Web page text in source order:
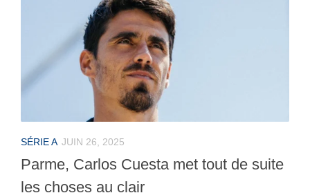
SÉRIE A JUIN 26, 2025
Parme, Carlos Cuesta met tout de suite
les choses au clair